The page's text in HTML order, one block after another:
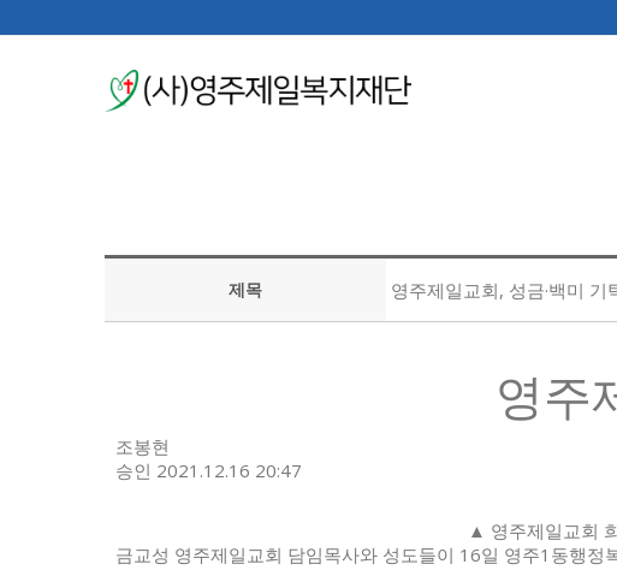
제목 영주제일교회, 성금·백미 기
영주
조봉현
승인 2021.12.16 20:47
▲ 영주제일교회
금교성 영주제일교회 담임목사와 성도들이 16일 영주1동행